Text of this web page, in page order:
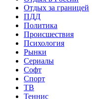
Отдых за границей
ПДД
Политика
Происшествия
Психология
Рынки
Сериалы
Софт
Спорт
ТВ
Теннис